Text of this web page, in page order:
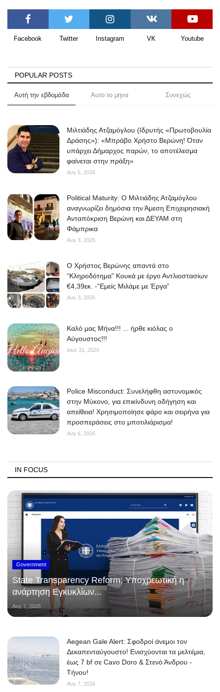
Facebook Twitter Instagram VK Youtube
POPULAR POSTS
Αυτή την εβδομάδα Αυτο το μηνα Συνεχώς
Μιλτιάδης Ατζαμόγλου (Ιδρυτής «Πρωτοβουλία
Δράσης»): «Μπράβο Χρήστο Βερώνη! Όταν
υπάρχει Δήμαρχος παρών, το αποτέλεσμα
φαίνεται στην πράξη»
Αυγ 5, 2026
Political Maturity: Ο Μιλτιάδης Ατζαμόγλου
αναγνωρίζει δημόσια την Άμεση Επιχειρησιακή
Ανταπόκριση Βερώνη και ΔΕΥΑΜ στη
Φάμπρικα
Αυγ 3, 2026
O Χρήστος Βερώνης απαντά στο
“Κληροδότημα” Κουκά με έργο Αντλιοστασίων
€4,39εκ. -“Εμείς Μιλάμε με Έργα”
Αυγ 3, 2026
Kαλό μας Μήνα!!! ... ήρθε κιόλας ο
Αύγουστος!!!
Ιουλ 31, 2020
Police Misconduct: Συνελήφθη αστυνομικός
στην Μύκονο, για επικίνδυνη οδήγηση και
απείθεια! Χρησιμοποίησε φάρο και σειρήνα για
προσπεράσεις στο μποτιλιάρισμα!
Αυγ 6, 2026
IN FOCUS
Government
State Transparency Reform: Υποχρεωτική η
ανάρτηση Εγκυκλίων...
Αυγ 7, 2026
Aegean Gale Alert: Σφοδροί άνεμοι τον
Δεκαπενταύγουστο! Ενισχύονται τα μελτέμια,
έως 7 bf σε Cavo Doro & Στενό Άνδρου -
Τήνου!
Αυγ 7, 2026